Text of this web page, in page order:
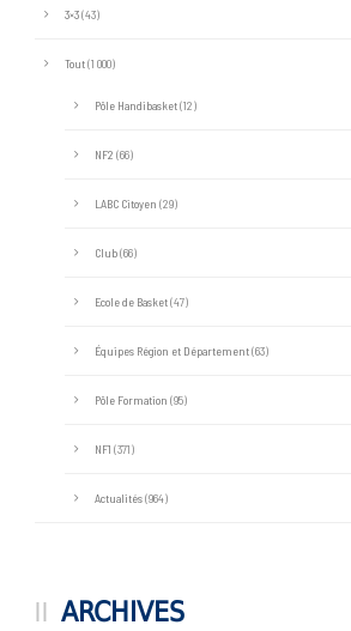
3×3(43)
Tout(1 000)
Pôle Handibasket(12)
NF2 (66)
LABC Citoyen (29)
Club(66)
Ecole de Basket(47)
Équipes Région et Département(63)
Pôle Formation (95)
NF1 (371)
Actualités(964)
ARCHIVES